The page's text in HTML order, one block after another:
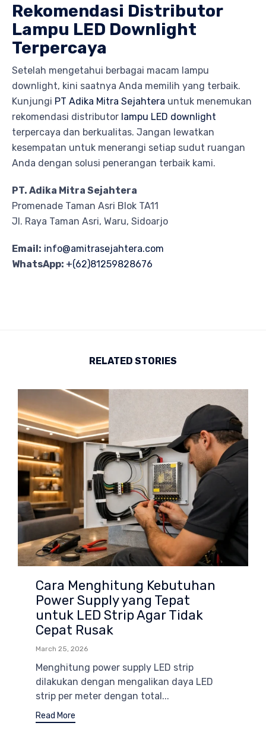
Rekomendasi Distributor
Lampu LED Downlight
Terpercaya
Setelah mengetahui berbagai macam lampu
downlight, kini saatnya Anda memilih yang terbaik.
Kunjungi PT Adika Mitra Sejahtera untuk menemukan
rekomendasi distributor lampu LED downlight
terpercaya dan berkualitas. Jangan lewatkan
kesempatan untuk menerangi setiap sudut ruangan
Anda dengan solusi penerangan terbaik kami.
PT. Adika Mitra Sejahtera
Promenade Taman Asri Blok TA11
Jl. Raya Taman Asri, Waru, Sidoarjo
Email: info@amitrasejahtera.com
WhatsApp: +(62)81259828676
RELATED STORIES
Cara Menghitung Kebutuhan
Power Supply yang Tepat
untuk LED Strip Agar Tidak
Cepat Rusak
March 25, 2026
Menghitung power supply LED strip
dilakukan dengan mengalikan daya LED
strip per meter dengan total...
Read More